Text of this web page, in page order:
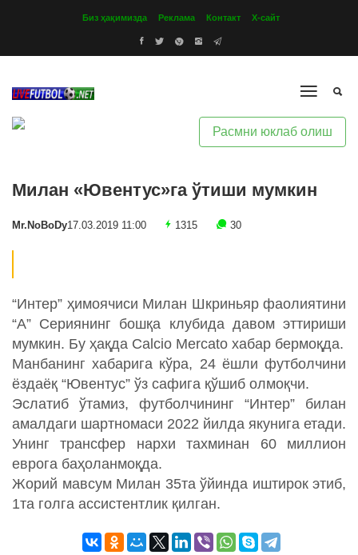
Биз ҳақимизда Реклама Контакт Х-сайт
Расмни юклаб олиш
Милан «Ювентус»га ўтиши мумкин
Mr.NoBoDy17.03.2019 11:00 1315 30
“Интер” ҳимоячиси Милан Шкриньяр фаолиятини
“А” Сериянинг бошқа клубида давом эттириши
мумкин. Бу ҳақда Calcio Mercato хабар бермоқда.
Манбанинг хабарига кўра, 24 ёшли футболчини
ёздаёқ “Ювентус” ўз сафига қўшиб олмоқчи.
Эслатиб ўтамиз, футболчининг “Интер” билан
амалдаги шартномаси 2022 йилда якунига етади.
Унинг трансфер нархи тахминан 60 миллион
еврога баҳоланмоқда.
Жорий мавсум Милан 35та ўйинда иштирок этиб,
1та голга ассистентлик қилган.